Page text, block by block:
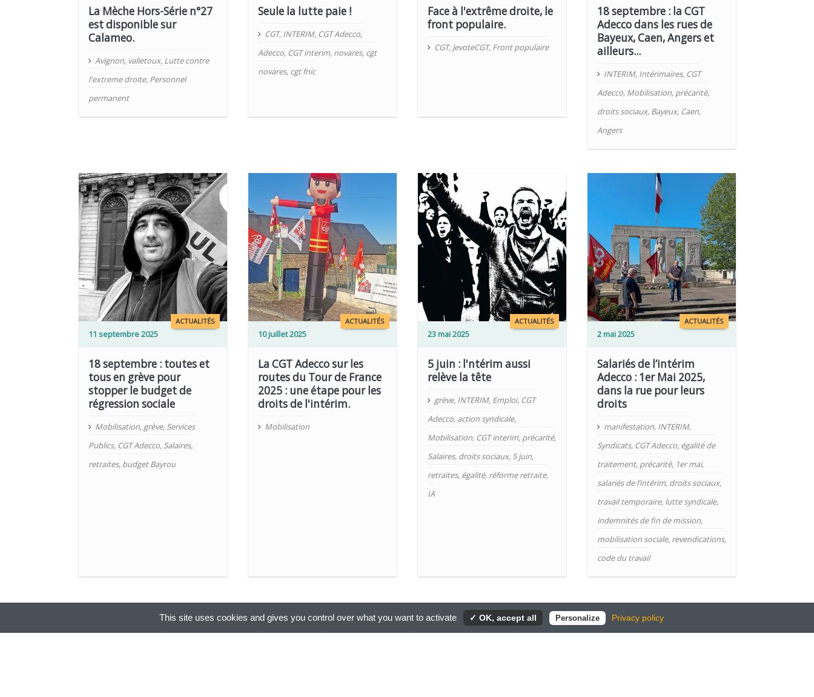
18 septembre : la CGT
Adecco dans les rues de
Bayeux, Caen, Angers et
ailleurs...
INTERIM, Intérimaires, CGT
Adecco, Mobilisation, précarité,
droits sociaux, Bayeux, Caen,
Angers
ACTUALITÉS
11 septembre 2025
18 septembre : toutes et
tous en grève pour
stopper le budget de
régression sociale
Mobilisation, grève, Services
Publics, CGT Adecco, Salaires,
retraites, budget Bayrou
ACTUALITÉS
10 juillet 2025
La CGT Adecco sur les
routes du Tour de France
2025 : une étape pour les
droits de l'intérim.
Mobilisation
LIRE PLUS
ACTUALITÉS
23 mai 2025
5 juin : l'ntérim aussi
relève la tête
grève, INTERIM, Emploi, CGT
Adecco, action syndicale,
Mobilisation, CGT interim, précarité,
Salaires, droits sociaux, 5 juin,
retraites, égalité, réforme retraite,
IA
LIRE PLUS
ACTUALITÉS
2 mai 2025
Salariés de l’intérim
Adecco : 1er Mai 2025,
dans la rue pour leurs
droits
manifestation, INTERIM,
Syndicats, CGT Adecco, égalité de
traitement, précarité, 1er mai,
salariés de l’intérim, droits sociaux,
travail temporaire, lutte syndicale,
indemnités de fin de mission,
mobilisation sociale, revendications,
code du travail
La Mèche Hors-Série n°27
est disponible sur
Calameo.
Avignon, valletoux, Lutte contre
l'extreme droite, Personnel
permanent
Seule la lutte paie !
CGT, INTERIM, CGT Adecco,
Adecco, CGT interim, novares, cgt
novares, cgt fnic
Face à l'extrême droite, le
front populaire.
CGT, JevoteCGT, Front populaire
>>
This site uses cookies and gives you control over what you want to activate ✓ OK, accept all Personalize Privacy policy